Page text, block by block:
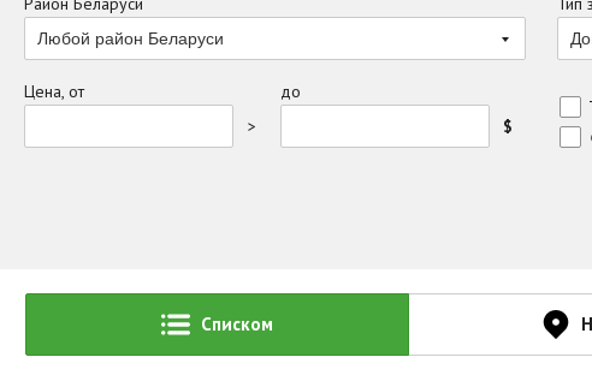
Любой район Беларуси
Цена, от
>
до
$
Списком